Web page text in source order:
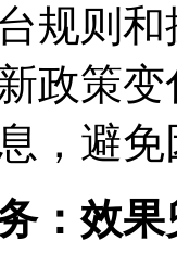
规则
政策
，避
：效